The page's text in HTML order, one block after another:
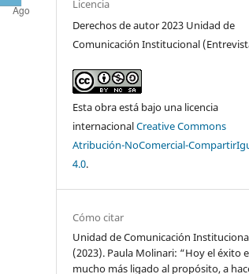
Licencia
Derechos de autor 2023 Unidad de
Comunicación Institucional
Esta obra está bajo una licencia
internacionalCreative Commons
Atribución-NoComercial-
4.0.
Cómo citar
Unidad de Comunicación
(2023). Paula Molinari: “Hoy el éxito
mucho más ligado al propósito, a